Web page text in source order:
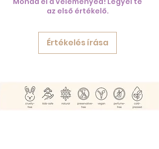
az első értékelő.
Értékelés írása